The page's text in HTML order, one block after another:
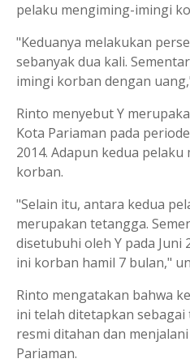
pelaku mengiming-imingi
"Keduanya melakukan
sebanyak dua kali.
imingi korban dengan
Rinto menyebut Y
Kota Pariaman pada
2014. Adapun kedua
korban.
"Selain itu, antara kedua
merupakan tetangga.
disetubuhi oleh Y pada Juni
ini korban hamil 7 bulan,"
Rinto mengatakan bahwa
ini telah ditetapkan sebagai
resmi ditahan dan
Pariaman.